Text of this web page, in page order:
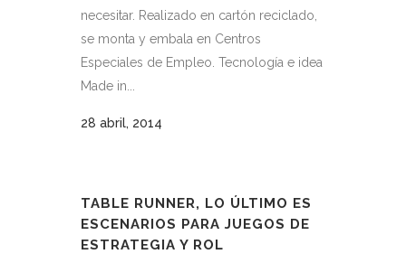
necesitar. Realizado en cartón reciclado,
se monta y embala en Centros
Especiales de Empleo. Tecnología e idea
Made in...
28 abril, 2014
TABLE RUNNER, LO ÚLTIMO ES
ESCENARIOS PARA JUEGOS DE
ESTRATEGIA Y ROL